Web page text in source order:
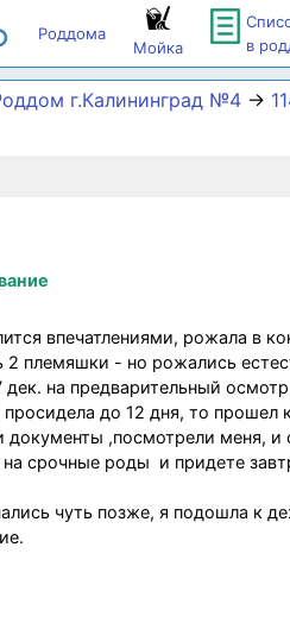
Роддома
Мойка
в
г.Калининград №4 →
впечатлениями, рожала в
племяшки - но рожались
на предварительный
до 12 дня, то прошел
,посмотрели меня, и
срочные роды и придете
чуть позже, я подошла к